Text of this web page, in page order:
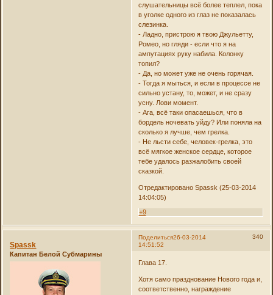
слушательницы всё более теплел, пока
в уголке одного из глаз не показалась
слезинка.
- Ладно, пристрою я твою Джульетту,
Ромео, но гляди - если что я на
ампутациях руку набила. Колонку
топил?
- Да, но может уже не очень горячая.
- Тогда я мыться, и если в процессе не
сильно устану, то, может, и не сразу
усну. Лови момент.
- Ага, всё таки опасаешься, что в
бордель ночевать уйду? Или поняла на
сколько я лучше, чем грелка.
- Не льсти себе, человек-грелка, это
всё мягкое женское сердце, которое
тебе удалось разжалобить своей
сказкой.
Отредактировано Spassk (25-03-2014
14:04:05)
+9
Поделиться 340
26-03-2014
14:51:52
Spassk
Капитан Белой Субмарины
Глава 17.
Хотя само празднование Нового года и,
соответственно, награждение